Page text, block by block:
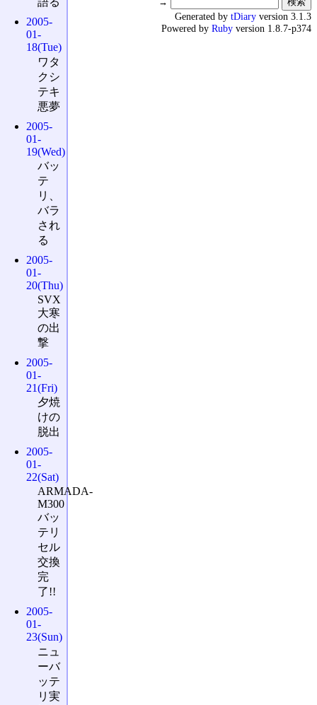
2005-
01-
18(Tue)
ワタ
クシ
テキ
悪夢
2005-
01-
19(Wed)
バッ
テ
リ、
バラ
され
る
2005-
01-
20(Thu)
SVX
大寒
の出
撃
2005-
01-
21(Fri)
夕焼
けの
脱出
2005-
01-
22(Sat)
ARMADA-
M300
バッ
テリ
セル
交換
完
了!!
2005-
01-
23(Sun)
ニュ
ーバ
ッテ
リ実
Generated by tDiary version 3.1.3
Powered by Ruby version 1.8.7-p374